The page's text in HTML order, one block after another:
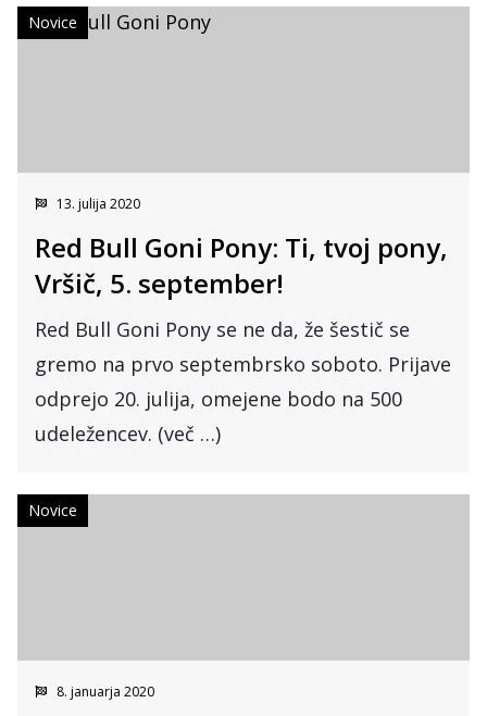
13. julija 2020
Red Bull Goni Pony: Ti, tvoj pony,
Vršič, 5. september!
Red Bull Goni Pony se ne da, že šestič se
gremo na prvo septembrsko soboto. Prijave
odprejo 20. julija, omejene bodo na 500
udeležencev. (več …)
Novice
8. januarja 2020
Novice